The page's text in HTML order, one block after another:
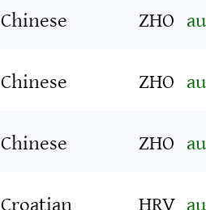
Chinese
ZHO
Chinese
ZHO
Chinese
ZHO
Croatian
HRV